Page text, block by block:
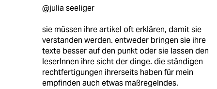
@julia seeliger
sie müssen ihre artikel oft erklären, damit sie
verstanden werden. entweder bringen sie ihre
texte besser auf den punkt oder sie lassen den
leserInnen ihre sicht der dinge. die ständigen
rechtfertigungen ihrerseits haben für mein
empfinden auch etwas maßregelndes.